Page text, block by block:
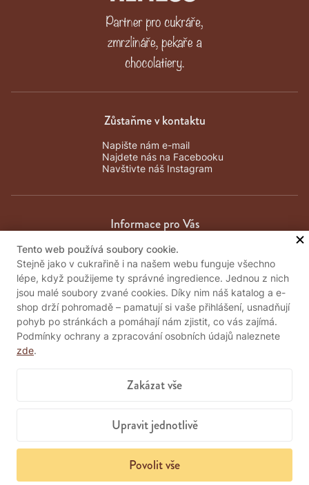
Zůstaňme v kontaktu
Napište nám e-mail
Najdete nás na Facebooku
Navštivte náš Instagram
Informace pro Vás
Obchodní podmínky
Zpracování osobních údajů
Kontakty
Důležité informace
Položit dotaz
Almeco, s.r.o. | Web vytvořil BlueGhost
Tento web používá soubory cookie.
Stejně jako v cukrařině i na našem webu funguje všechno
lépe, když použijeme ty správné ingredience. Jednou z nich
jsou malé soubory zvané cookies. Díky nim náš katalog a e-
shop drží pohromadě – pamatují si vaše přihlášení, usnadňují
pohyb po stránkách a pomáhají nám zjistit, co vás zajímá.
Podmínky ochrany a zpracování osobních údajů naleznete
zde.
Zakázat vše
Upravit jednotlivě
Povolit vše